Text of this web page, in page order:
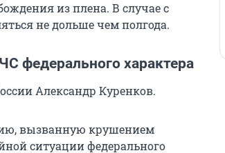
из плена. В случае с
не дольше чем полгода.
федерального характера
Александр Куренков.
вызванную крушением
ситуации федерального